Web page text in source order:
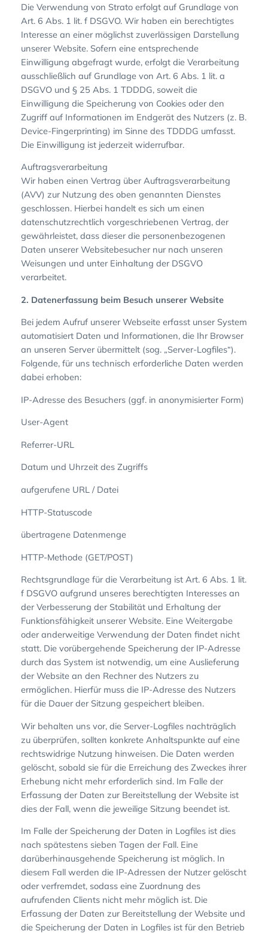
Die Verwendung von Strato erfolgt auf Grundlage von
Art. 6 Abs. 1 lit. f DSGVO. Wir haben ein berechtigtes
Interesse an einer möglichst zuverlässigen Darstellung
unserer Website. Sofern eine entsprechende
Einwilligung abgefragt wurde, erfolgt die Verarbeitung
ausschließlich auf Grundlage von Art. 6 Abs. 1 lit. a
DSGVO und § 25 Abs. 1 TDDDG, soweit die
Einwilligung die Speicherung von Cookies oder den
Zugriff auf Informationen im Endgerät des Nutzers (z. B.
Device-Fingerprinting) im Sinne des TDDDG umfasst.
Die Einwilligung ist jederzeit widerrufbar.
Auftragsverarbeitung
Wir haben einen Vertrag über Auftragsverarbeitung
(AVV) zur Nutzung des oben genannten Dienstes
geschlossen. Hierbei handelt es sich um einen
datenschutzrechtlich vorgeschriebenen Vertrag, der
gewährleistet, dass dieser die personenbezogenen
Daten unserer Websitebesucher nur nach unseren
Weisungen und unter Einhaltung der DSGVO
verarbeitet.
2. Datenerfassung beim Besuch unserer Website
Bei jedem Aufruf unserer Webseite erfasst unser System
automatisiert Daten und Informationen, die Ihr Browser
an unseren Server übermittelt (sog. „Server-Logfiles“).
Folgende, für uns technisch erforderliche Daten werden
dabei erhoben:
IP-Adresse des Besuchers (ggf. in anonymisierter Form)
User-Agent
Referrer-URL
Datum und Uhrzeit des Zugriffs
aufgerufene URL / Datei
HTTP-Statuscode
übertragene Datenmenge
HTTP-Methode (GET/POST)
Rechtsgrundlage für die Verarbeitung ist Art. 6 Abs. 1 lit.
f DSGVO aufgrund unseres berechtigten Interesses an
der Verbesserung der Stabilität und Erhaltung der
Funktionsfähigkeit unserer Website. Eine Weitergabe
oder anderweitige Verwendung der Daten findet nicht
statt. Die vorübergehende Speicherung der IP-Adresse
durch das System ist notwendig, um eine Auslieferung
der Website an den Rechner des Nutzers zu
ermöglichen. Hierfür muss die IP-Adresse des Nutzers
für die Dauer der Sitzung gespeichert bleiben.
Wir behalten uns vor, die Server-Logfiles nachträglich
zu überprüfen, sollten konkrete Anhaltspunkte auf eine
rechtswidrige Nutzung hinweisen. Die Daten werden
gelöscht, sobald sie für die Erreichung des Zweckes ihrer
Erhebung nicht mehr erforderlich sind. Im Falle der
Erfassung der Daten zur Bereitstellung der Website ist
dies der Fall, wenn die jeweilige Sitzung beendet ist.
Im Falle der Speicherung der Daten in Logfiles ist dies
nach spätestens sieben Tagen der Fall. Eine
darüberhinausgehende Speicherung ist möglich. In
diesem Fall werden die IP-Adressen der Nutzer gelöscht
oder verfremdet, sodass eine Zuordnung des
aufrufenden Clients nicht mehr möglich ist. Die
Erfassung der Daten zur Bereitstellung der Website und
die Speicherung der Daten in Logfiles ist für den Betrieb